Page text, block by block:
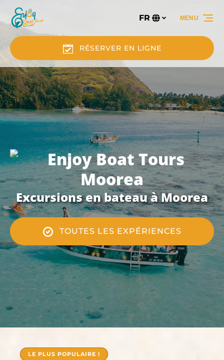
Aller à la navigation principale
Aller au contenu
Aller au pied de page
Sélectionnez
votre
FR
RÉSERVER EN LIGNE
MENU
Excursions en bateau à Moorea
TOUTES LES EXPÉRIENCES
LE PLUS POPULAIRE !